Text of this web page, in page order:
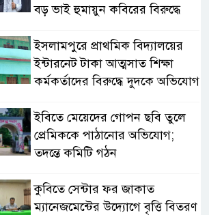
বড় ভাই হুমায়ুন কবিরের বিরুদ্ধে
​ইসলামপুরে প্রাথমিক বিদ্যালয়ের
ইন্টারনেট টাকা আত্মসাত শিক্ষা
কর্মকর্তাদের বিরুদ্ধে দুদকে অভিযোগ
ইবিতে মেয়েদের গোপন ছবি তুলে
প্রেমিককে পাঠানোর অভিযোগ;
তদন্তে কমিটি গঠন
কুবিতে সেন্টার ফর জাকাত
ম্যানেজমেন্টের উদ্যোগে বৃত্তি বিতরণ